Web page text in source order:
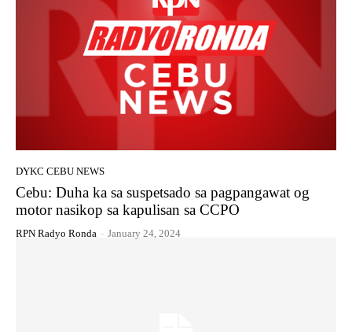
DYKC CEBU NEWS
Cebu: Duha ka sa suspetsado sa pagpangawat og
motor nasikop sa kapulisan sa CCPO
RPN Radyo Ronda - January 24, 2024